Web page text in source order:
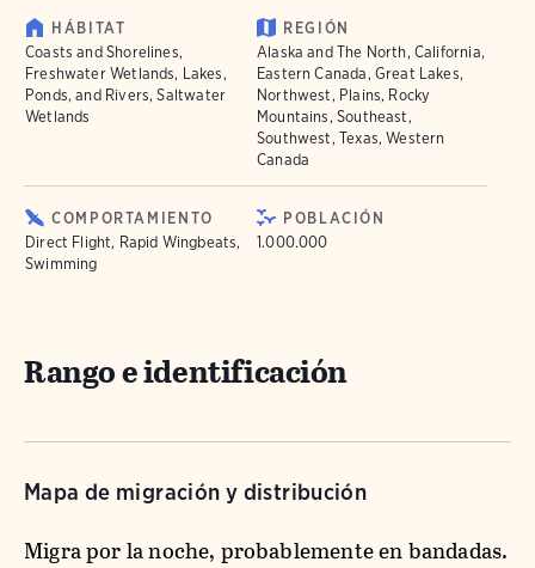
HÁBITAT
Coasts and Shorelines,
Freshwater Wetlands, Lakes,
Ponds, and Rivers, Saltwater
Wetlands
REGIÓN
Alaska and The North, California,
Eastern Canada, Great Lakes,
Northwest, Plains, Rocky
Mountains, Southeast,
Southwest, Texas, Western
Canada
COMPORTAMIENTO
Direct Flight, Rapid Wingbeats,
Swimming
POBLACIÓN
1.000.000
Rango e identificación
Mapa de migración y distribución
Migra por la noche, probablemente en bandadas.